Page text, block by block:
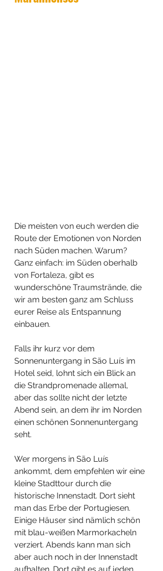
Die meisten von euch werden die
Route der Emotionen von Norden
nach Süden machen. Warum?
Ganz einfach: im Süden oberhalb
von Fortaleza, gibt es
wunderschöne Traumstrände, die
wir am besten ganz am Schluss
eurer Reise als Entspannung
einbauen.
Falls ihr kurz vor dem
Sonnenuntergang in São Luís im
Hotel seid, lohnt sich ein Blick an
die Strandpromenade allemal,
aber das sollte nicht der letzte
Abend sein, an dem ihr im Norden
einen schönen Sonnenuntergang
seht.
Wer morgens in São Luís
ankommt, dem empfehlen wir eine
kleine Stadttour durch die
historische Innenstadt. Dort sieht
man das Erbe der Portugiesen.
Einige Häuser sind nämlich schön
mit blau-weißen Marmorkacheln
verziert. Abends kann man sich
aber auch noch in der Innenstadt